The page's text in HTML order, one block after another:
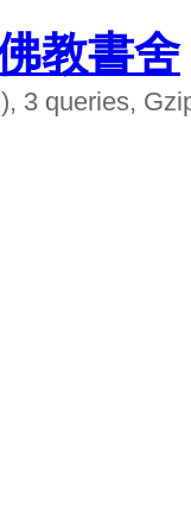
教書舍
3 queries,